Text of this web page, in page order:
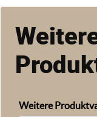
Weitere